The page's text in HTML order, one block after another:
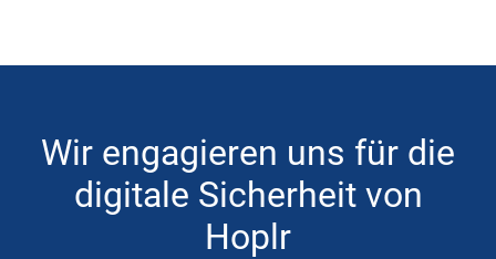
Wir engagieren uns für die
digitale Sicherheit von
Hoplr